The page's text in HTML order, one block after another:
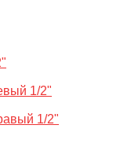
1/2"
1/2"